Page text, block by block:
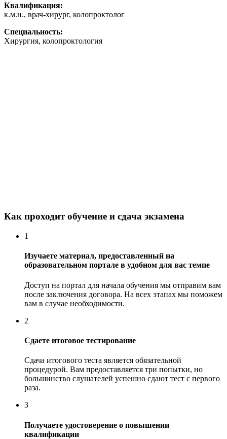
Квалификация:
к.м.н., врач-хирург, колопроктолог
Специальность:
Хирургия, колопроктология
Как проходит обучение и сдача экзамена
1
Изучаете материал, предоставленный на
образовательном портале в удобном для вас темпе
Доступ на портал для начала обучения мы отправим вам
после заключения договора. На всех этапах мы поможем
вам в случае необходимости.
2
Сдаете итоговое тестирование
Сдача итогового теста является обязательной
процедурой. Вам предоставляется три попытки, но
большинство слушателей успешно сдают тест с первого
раза.
3
Получаете удостоверение о повышении
квалификации